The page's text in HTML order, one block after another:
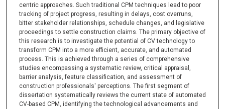
centric approaches. Such traditional CPM techniques lead to poor
tracking of project progress, resulting in delays, cost overruns,
bitter stakeholder relationships, schedule changes, and legislative
proceedings to settle construction claims. The primary objective of
this research is to investigate the potential of CV technology to
transform CPM into a more efficient, accurate, and automated
process. This is achieved through a series of comprehensive
studies encompassing a systematic review, critical appraisal,
barrier analysis, feature classification, and assessment of
construction professionals' perceptions. The first segment of
dissertation systematically reviews the current state of automated
CV-based CPM, identifying the technological advancements and